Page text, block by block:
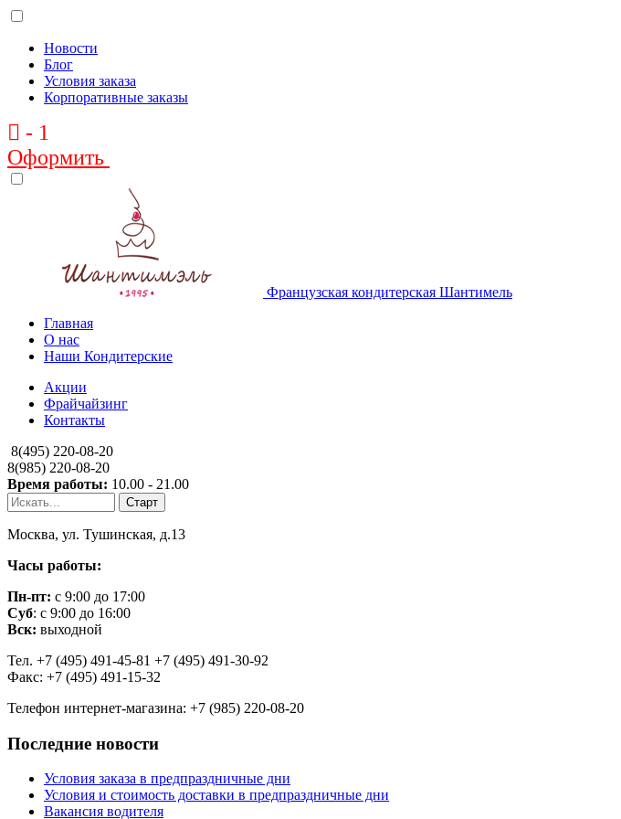
Новости
Блог
Условия заказа
Корпоративные заказы
- 1
Оформить
Французская кондитерская Шантимель
Главная
О нас
Наши Кондитерские
Акции
Фрайчайзинг
Контакты
8(495) 220-08-20
8(985) 220-08-20
Время работы: 10.00 - 21.00
Москва, ул. Тушинская, д.13
Часы работы:
Пн-пт: с 9:00 до 17:00
Суб: с 9:00 до 16:00
Вск: выходной
Тел. +7 (495) 491-45-81 +7 (495) 491-30-92
Факс: +7 (495) 491-15-32
Телефон интернет-магазина: +7 (985) 220-08-20
Последние новости
Условия заказа в предпраздничные дни
Условия и стоимость доставки в предпраздничные дни
Вакансия водителя